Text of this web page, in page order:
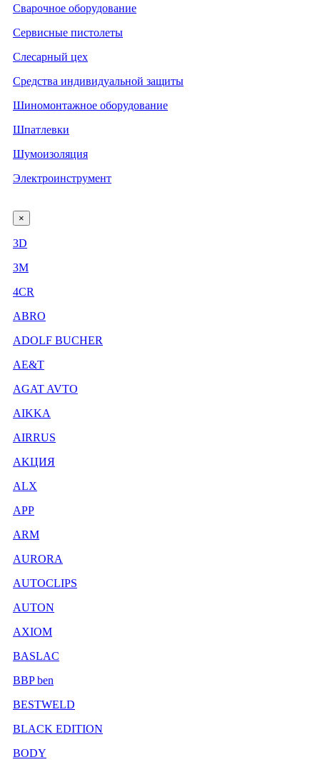
Сварочное оборудование
Сервисные пистолеты
Слесарный цех
Средства индивидуальной защиты
Шиномонтажное оборудование
Шпатлевки
Шумоизоляция
Электроинструмент
×
3D
3М
4CR
ABRO
ADOLF BUCHER
AE&T
AGAT AVTO
AIKKA
AIRRUS
AKЦИЯ
ALX
APP
ARM
AURORA
AUTOCLIPS
AUTON
AXIOM
BASLAC
BBP ben
BESTWELD
BLACK EDITION
BODY